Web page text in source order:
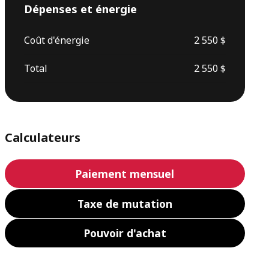
Dépenses et énergie
Coût d'énergie 2 550 $
Total 2 550 $
Calculateurs
Paiement mensuel
Taxe de mutation
Pouvoir d'achat